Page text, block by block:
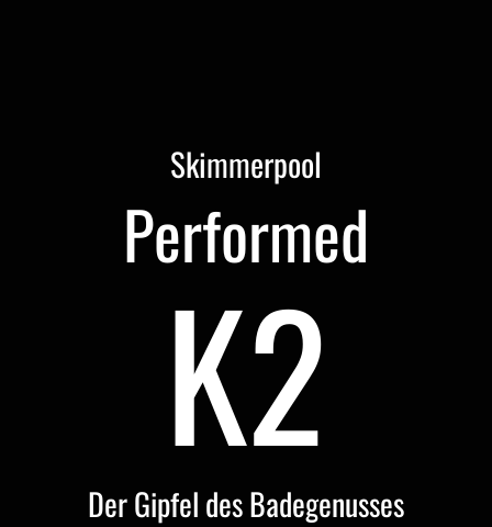
Skimmerpool
Performed
K2
Der Gipfel des Badegenusses